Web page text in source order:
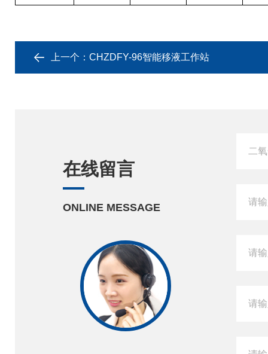
上一个： CHZDFY-96智能移液工作站
在线留言
ONLINE MESSAGE